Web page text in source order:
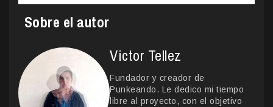
Sobre el autor
Victor Tellez
Fundador y creador de
Punkeando. Le dedico mi tiempo
libre al proyecto, con el objetivo